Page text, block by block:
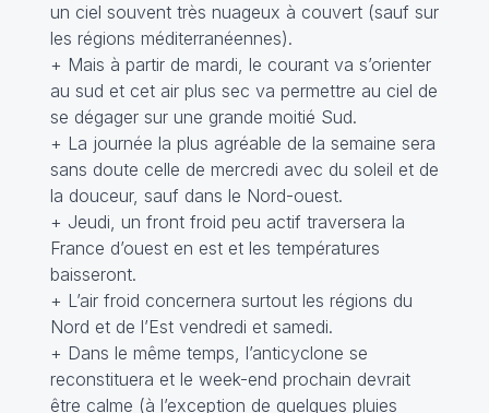
un ciel souvent très nuageux à couvert (sauf sur
les régions méditerranéennes).
+ Mais à partir de mardi, le courant va s’orienter
au sud et cet air plus sec va permettre au ciel de
se dégager sur une grande moitié Sud.
+ La journée la plus agréable de la semaine sera
sans doute celle de mercredi avec du soleil et de
la douceur, sauf dans le Nord-ouest.
+ Jeudi, un front froid peu actif traversera la
France d’ouest en est et les températures
baisseront.
+ L’air froid concernera surtout les régions du
Nord et de l’Est vendredi et samedi.
+ Dans le même temps, l’anticyclone se
reconstituera et le week-end prochain devrait
être calme (à l’exception de quelques pluies